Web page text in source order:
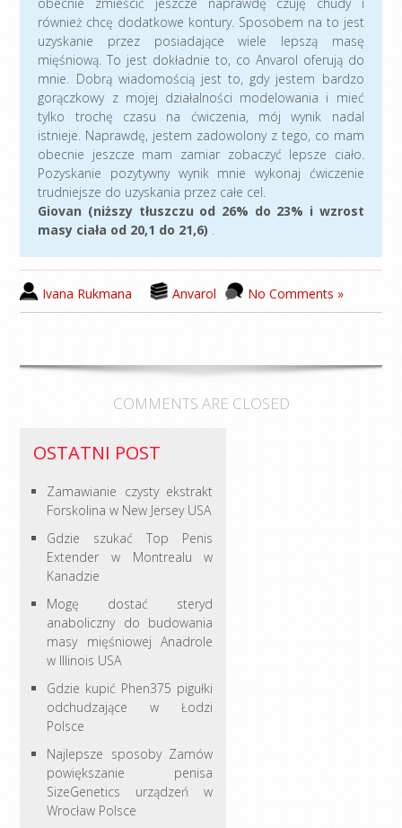
również chcę dodatkowe kontury. Sposobem na to jest
uzyskanie przez posiadające wiele lepszą masę
mięśniową. To jest dokładnie to, co Anvarol oferują do
mnie. Dobrą wiadomością jest to, gdy jestem bardzo
gorączkowy z mojej działalności modelowania i mieć
tylko trochę czasu na ćwiczenia, mój wynik nadal
istnieje. Naprawdę, jestem zadowolony z tego, co mam
obecnie jeszcze mam zamiar zobaczyć lepsze ciało.
Pozyskanie pozytywny wynik mnie wykonaj ćwiczenie
trudniejsze do uzyskania przez całe cel.
Giovan (niższy tłuszczu od 26% do 23% i wzrost
masy ciała od 20,1 do 21,6)
Ivana Rukmana Anvarol No Comments »
COMMENTS ARE CLOSED
OSTATNI POST
Zamawianie czysty ekstrakt
Forskolina w New Jersey USA
Gdzie szukać Top Penis
Extender w Montrealu w
Kanadzie
Mogę dostać steryd
anaboliczny do budowania
masy mięśniowej Anadrole
w Illinois USA
Gdzie kupić Phen375 pigułki
odchudzające w Łodzi
Polsce
Najlepsze sposoby Zamów
powiększanie penisa
SizeGenetics urządzeń w
Wrocław Polsce